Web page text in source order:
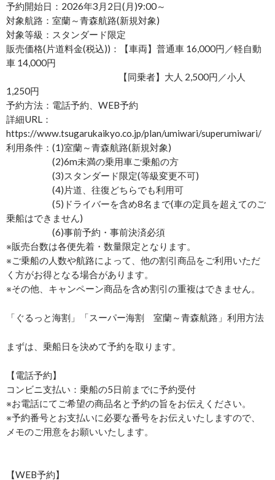
予約開始日：2026年3月2日(月)9:00～
対象航路：室蘭～青森航路(新規対象)
対象等級：スタンダード限定
販売価格(片道料金(税込))：【車両】普通車 16,000円／軽自動
車 14,000円
【同乗者】大人 2,500円／小人
1,250円
予約方法：電話予約、WEB予約
詳細URL：
https://www.tsugarukaikyo.co.jp/plan/umiwari/superumiwari/
利用条件：(1)室蘭～青森航路(新規対象)
(2)6m未満の乗用車ご乗船の方
(3)スタンダード限定(等級変更不可)
(4)片道、往復どちらでも利用可
(5)ドライバーを含め8名まで(車の定員を超えてのご
乗船はできません)
(6)事前予約・事前決済必須
※販売台数は各便先着・数量限定となります。
※ご乗船の人数や航路によって、他の割引商品をご利用いただ
く方がお得となる場合があります。
※その他、キャンペーン商品を含め割引の重複はできません。
「ぐるっと海割」「スーパー海割 室蘭～青森航路」利用方法
まずは、乗船日を決めて予約を取ります。
【電話予約】
コンビニ支払い：乗船の5日前までに予約受付
※お電話にてご希望の商品名と予約の旨をお伝えください。
※予約番号とお支払いに必要な番号をお伝えいたしますので、
メモのご用意をお願いいたします。
【WEB予約】